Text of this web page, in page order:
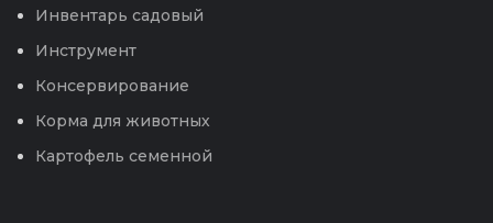
Инвентарь садовый
Инструмент
Консервирование
Корма для животных
Картофель семенной